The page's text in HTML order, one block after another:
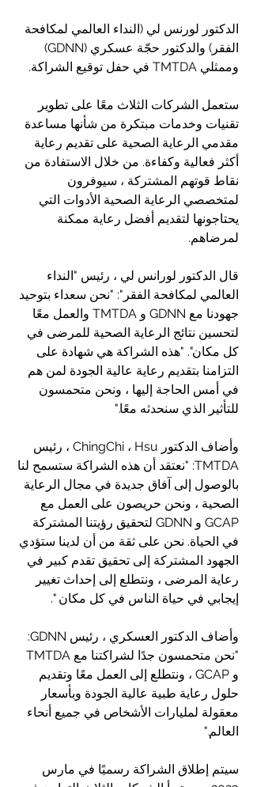
الدكتور لورنس لي (النداء العالمي لمكافحة
الفقر) والدكتور حجّة عسكري (GDNN)
وممثلي TMTDA في حفل توقيع الشراكة.
ستعمل الشركات الثلاث معًا على تطوير
تقنيات وخدمات مبتكرة من شأنها مساعدة
مقدمي الرعاية الصحية على تقديم رعاية
أكثر فعالية وكفاءة. من خلال الاستفادة من
نقاط قوتهم المشتركة ، سيوفرون
لمتخصصي الرعاية الصحية الأدوات التي
يحتاجونها لتقديم أفضل رعاية ممكنة
لمرضاهم.
قال الدكتور لورانس لي ، رئيس "النداء
العالمي لمكافحة الفقر": "نحن سعداء بتوحيد
جهودنا مع GDNN و TMTDA والعمل معًا
لتحسين نتائج الرعاية الصحية للمرضى في
كل مكان". "هذه الشراكة هي شهادة على
التزامنا بتقديم رعاية عالية الجودة لمن هم
في أمس الحاجة إليها ، ونحن متحمسون
للتأثير الذي سنحدثه معًا."
وأضاف الدكتور ChingChi ، Hsu ، رئيس
TMTDA: "نعتقد أن هذه الشراكة ستسمح لنا
بالوصول إلى آفاق جديدة في مجال الرعاية
الصحية ، ونحن حريصون على العمل مع
GCAP و GDNN لتحقيق رؤيتنا المشتركة
في الحياة. نحن على ثقة من أن لدينا ستؤدي
الجهود المشتركة إلى تحقيق تقدم كبير في
رعاية المرضى ، ونتطلع إلى إحداث تغيير
إيجابي في حياة الناس في كل مكان ".
وأضاف الدكتور العسكري ، رئيس GDNN:
و GCAP ، ونتطلع إلى العمل معًا وتقديم
حلول رعاية طبية عالية الجودة وبأسعار
معقولة لمليارات الأشخاص في جميع أنحاء
العالم."
سيتم إطلاق الشراكة رسميًا في مارس